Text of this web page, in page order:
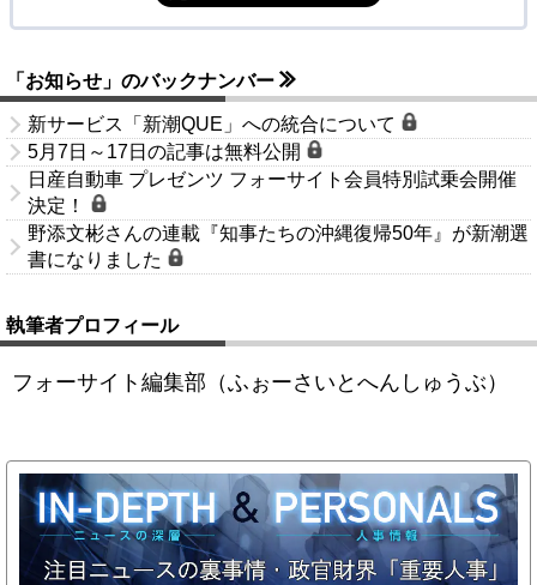
「お知らせ」のバックナンバー
新サービス「新潮QUE」への統合について
5月7日～17日の記事は無料公開
日産自動車 プレゼンツ フォーサイト会員特別試乗会開催
決定！
野添文彬さんの連載『知事たちの沖縄復帰50年』が新潮選
書になりました
執筆者プロフィール
フォーサイト編集部（ふぉーさいとへんしゅうぶ）